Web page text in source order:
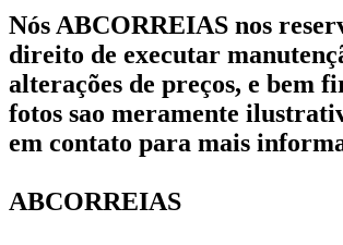
Nós ABCORREIAS nos
direito de executar
alterações de preços, e bem
fotos sao meramente
em contato para mais
ABCORREIAS